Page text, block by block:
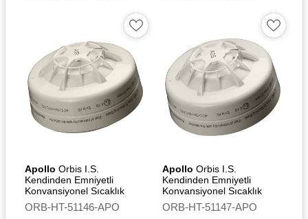
Apollo Orbis I.S.
Kendinden Emniyetli
Konvansiyonel Sıcaklık
Dedektörü (A1R) - Flashing
Led
ORB-HT-51146-APO
Apollo Orbis I.S.
Kendinden Emniyetli
Konvansiyonel Sıcaklık
Dedektörü (A2S)
ORB-HT-51147-APO